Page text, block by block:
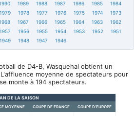
1989 1988 1987 1986 1985
1984
1979 1978 1977 1976 1975 1974
1973
1967 1966 1965 1964 1963
1962
1957 1956 1955 1954 1953 1952
1951
1949 1948 1947 1946
de D4-B, Wasquehal obtient un
moyenne de spectateurs pour
monte à 194 spectateurs.
DE LA SAISON
MOYENNE COUPE DE FRANCE COUPE D'EUROPE